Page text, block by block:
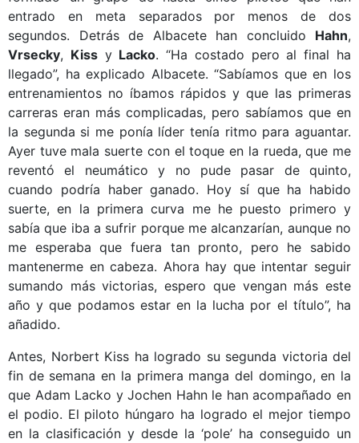
entrado en meta separados por menos de dos
segundos. Detrás de Albacete han concluido Hahn,
Vrsecky, Kissy Lacko. “Ha costado pero al final ha
llegado”, ha explicado Albacete. “Sabíamos que en los
entrenamientos no íbamos rápidos y que las primeras
carreras eran más complicadas, pero sabíamos que en
la segunda si me ponía líder tenía ritmo para aguantar.
Ayer tuve mala suerte con el toque en la rueda, que me
reventó el neumático y no pude pasar de quinto,
cuando podría haber ganado. Hoy sí que ha habido
suerte, en la primera curva me he puesto primero y
sabía que iba a sufrir porque me alcanzarían, aunque no
me esperaba que fuera tan pronto, pero he sabido
mantenerme en cabeza. Ahora hay que intentar seguir
sumando más victorias, espero que vengan más este
año y que podamos estar en la lucha por el título”, ha
añadido.
Antes, Norbert Kiss ha logrado su segunda victoria del
fin de semana en la primera manga del domingo, en la
que Adam Lacko y Jochen Hahn le han acompañado en
el podio. El piloto húngaro ha logrado el mejor tiempo
en la clasificación y desde la ‘pole’ ha conseguido un